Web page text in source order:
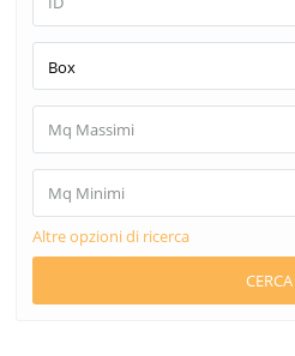
Box
Altre opzioni di ricerca
CERCA